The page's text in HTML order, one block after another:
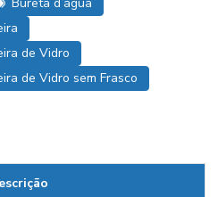
de Vidro
de Vidro sem Frasco